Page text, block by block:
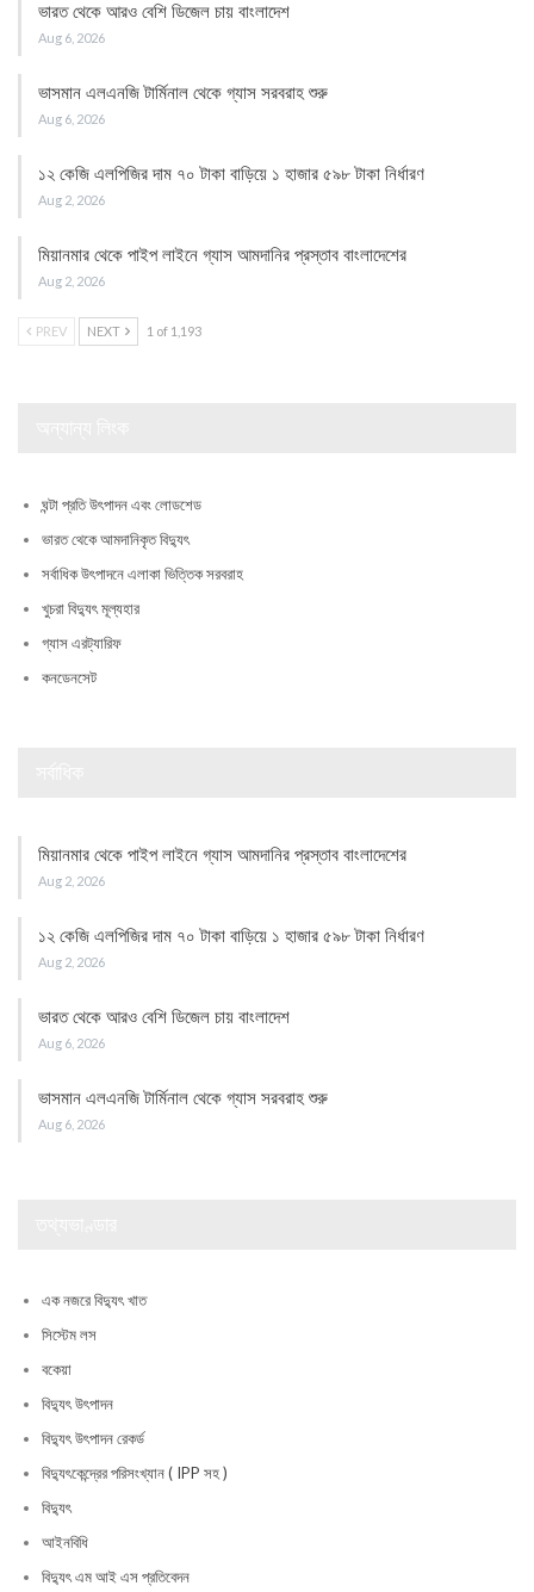
ভারত থেকে আরও বেশি ডিজেল চায় বাংলাদেশ
Aug 6, 2026
ভাসমান এলএনজি টার্মিনাল থেকে গ্যাস সরবরাহ শুরু
Aug 6, 2026
১২ কেজি এলপিজির দাম ৭০ টাকা বাড়িয়ে ১ হাজার ৫৯৮ টাকা নির্ধারণ
Aug 2, 2026
মিয়ানমার থেকে পাইপ লাইনে গ্যাস আমদানির প্রস্তাব বাংলাদেশের
Aug 2, 2026
PREV NEXT 1 of 1,193
ঘন্টা প্রতি উৎপাদন এবং লোডশেড
ভারত থেকে আমদানিকৃত বিদ্যুৎ
সর্বাধিক উৎপাদনে এলাকা ভিত্তিক সরবরাহ
খুচরা বিদ্যুৎ মূল্যহার
গ্যাস এরট্যারিফ
কনডেনসেট
মিয়ানমার থেকে পাইপ লাইনে গ্যাস আমদানির প্রস্তাব বাংলাদেশের
Aug 2, 2026
১২ কেজি এলপিজির দাম ৭০ টাকা বাড়িয়ে ১ হাজার ৫৯৮ টাকা নির্ধারণ
Aug 2, 2026
ভারত থেকে আরও বেশি ডিজেল চায় বাংলাদেশ
Aug 6, 2026
ভাসমান এলএনজি টার্মিনাল থেকে গ্যাস সরবরাহ শুরু
Aug 6, 2026
এক নজরে বিদ্যুৎ খাত
সিস্টেম লস
বকেয়া
বিদ্যুৎ উৎপাদন
বিদ্যুৎ উৎপাদন রেকর্ড
বিদ্যুৎকেন্দ্রের পরিসংখ্যান ( IPP সহ )
বিদ্যুৎ
আইনবিধি
বিদ্যুৎ এম আই এস প্রতিবেদন